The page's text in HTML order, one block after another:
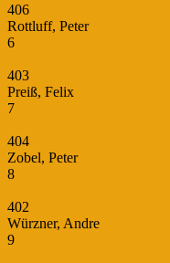
406
Rottluff, Peter
6
403
Preiß, Felix
7
404
Zobel, Peter
8
402
Würzner, Andre
9